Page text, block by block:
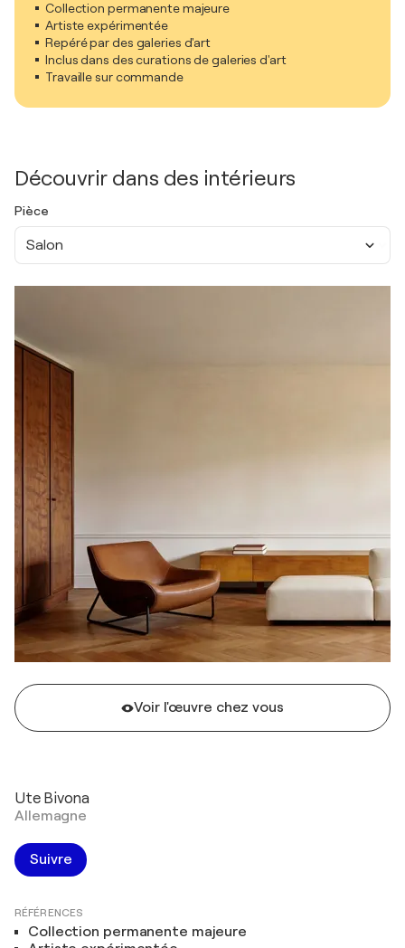
Collection permanente majeure
Artiste expérimentée
Repéré par des galeries d'art
Inclus dans des curations de galeries d'art
Travaille sur commande
Découvrir dans des intérieurs
Pièce
Salon
Voir l'œuvre chez vous
Ute Bivona
Allemagne
Suivre
RÉFÉRENCES
Collection permanente majeure